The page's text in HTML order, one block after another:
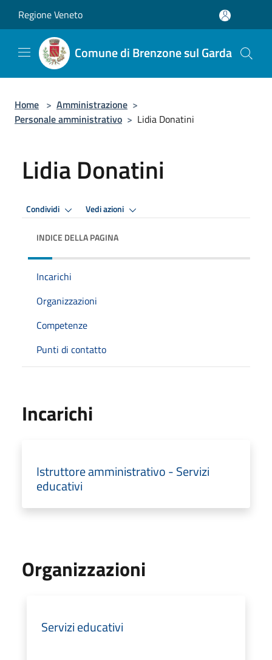
Regione Veneto
Comune di Brenzone sul Garda
Home > Amministrazione >
Personale amministrativo > Lidia Donatini
Lidia Donatini
Condividi Vedi azioni
INDICE DELLA PAGINA
Incarichi
Organizzazioni
Competenze
Punti di contatto
Incarichi
Istruttore amministrativo - Servizi
educativi
Organizzazioni
Servizi educativi